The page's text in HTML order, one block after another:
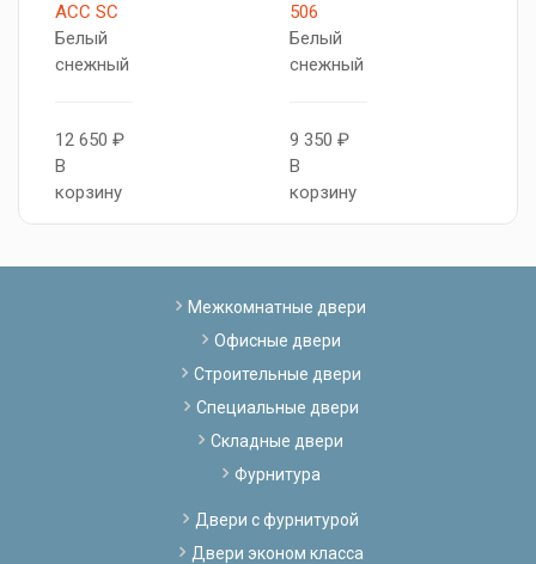
АСС SC
Белый
снежный
12 650 ₽
В
корзину
506
Белый
снежный
9 350 ₽
В
корзину
Межкомнатные двери
Офисные двери
Строительные двери
Специальные двери
Складные двери
Фурнитура
Двери с фурнитурой
Двери эконом класса